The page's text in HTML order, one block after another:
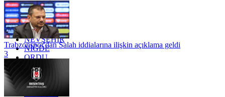
MARDİN
MERSİN
MUĞLA
MUŞ
NEVŞEHİR
NİĞDE
ORDU
OSMANİYE
RİZE
SAKARYA
Trabzonspor'dan Salah iddialarına ilişkin açıklama geldi
3